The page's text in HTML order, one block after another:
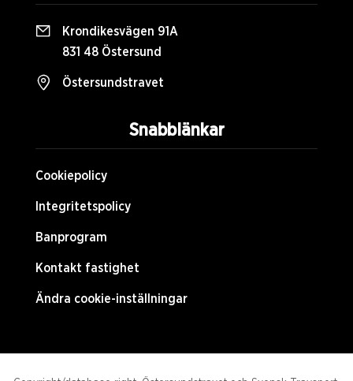
Snabblänkar
Cookiepolicy
Integritetspolicy
Banprogram
Kontakt fastighet
Ändra cookie-inställningar
Krondikesvägen 91A
831 48 Östersund
Östersundstravet